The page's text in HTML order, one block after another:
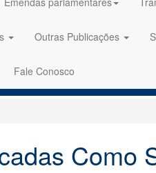
Outras Publicações
Fale Conosco
Como